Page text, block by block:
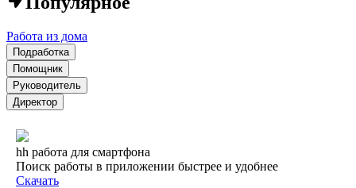
Работа из дома
Подработка
Помощник
Руководитель
Директор
hh работа для смартфона
Поиск работы в приложении быстрее и удобнее
Скачать